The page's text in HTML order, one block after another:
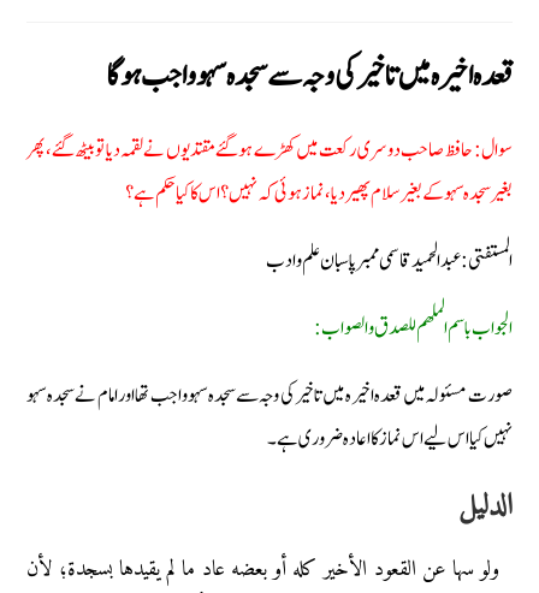
قعدہ اخيرہ میں تاخیر کی وجہ سے سجدہ سہو واجب ہوگا
سوال: حافظ صاحب دوسری رکعت میں کھڑے ہوگئے مقتدیوں نے لقمہ دیا تو بیٹھ گئے، پھر
بغیر سجدہ سہو کے بغير سلام پھیر دیا، نماز ہوئی کہ نہیں؟ اس کا کیا حکم ہے؟
المستفتی : عبد الحميد قاسمی ممبر پاسبان علم وادب
الجواب باسم الملهم للصدق والصواب:
صورت مسئولہ میں قعدہ اخیرہ میں تاخیر کی وجہ سے سجدہ سہو واجب تھا اور امام نے سجدہ سہو
نہیں کیا اس لیے اس نماز کا اعادہ ضروری ہے۔
الدليل
ولو سها عن القعود الأخیر کله أو بعضه عاد ما لم یقیدها بسجدة؛ لأن